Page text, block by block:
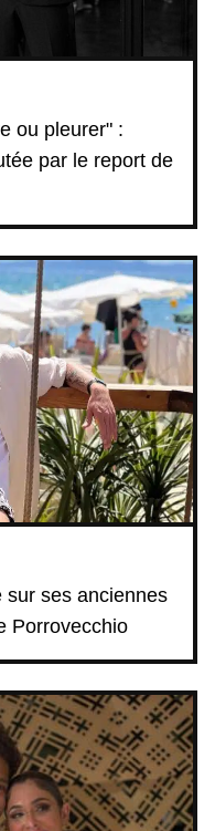
ou pleurer" :
par le report de
sur ses anciennes
Porrovecchio